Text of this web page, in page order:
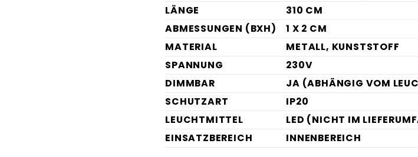
LÄNGE
310 CM
ABMESSUNGEN (BXH)
1 X 2 CM
MATERIAL
METALL, KUNSTSTOFF
SPANNUNG
230V
DIMMBAR
JA (ABHÄNGIG VOM
SCHUTZART
IP20
LEUCHTMITTEL
LED (NICHT IM
EINSATZBEREICH
INNENBEREICH